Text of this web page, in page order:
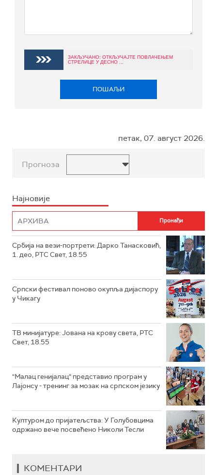
ЗАКЉУЧАНО: ОТКЉУЧАЈТЕ ПОВЛАЧЕЊЕМ
СТРЕЛИЦЕ У ДЕСНО ...
ПОШАЉИ
петак, 07. август 2026.
Прогноза
Најновије
Србија на вези-портрети: Дарко Танасковић,
1. део, РТС Свет, 18.55
Српски фестивал поново окупља дијаспору
у Чикагу
ТВ минијатуре: Јована на крову света, РТС
Свет, 18.55
"Малац генијалац“ представио програм у
Лајонсу - тренинг за мозак на српском језику
Културом до пријатељства: У Голубовцима
одржано вече посвећено Николи Тесли
КОМЕНТАРИ